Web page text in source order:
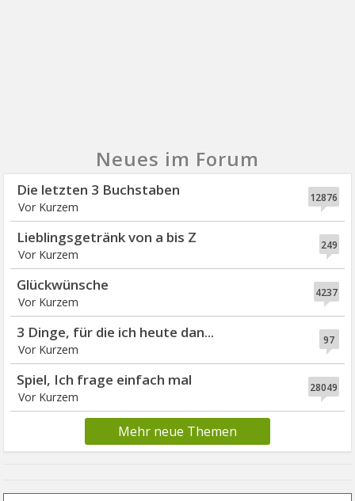
Neues im Forum
12876
Die letzten 3 Buchstaben
249
Lieblingsgetränk von a bis Z
4237
Glückwünsche
97
3 Dinge, für die ich heute dan...
28049
Spiel, Ich frage einfach mal
Mehr neue Themen